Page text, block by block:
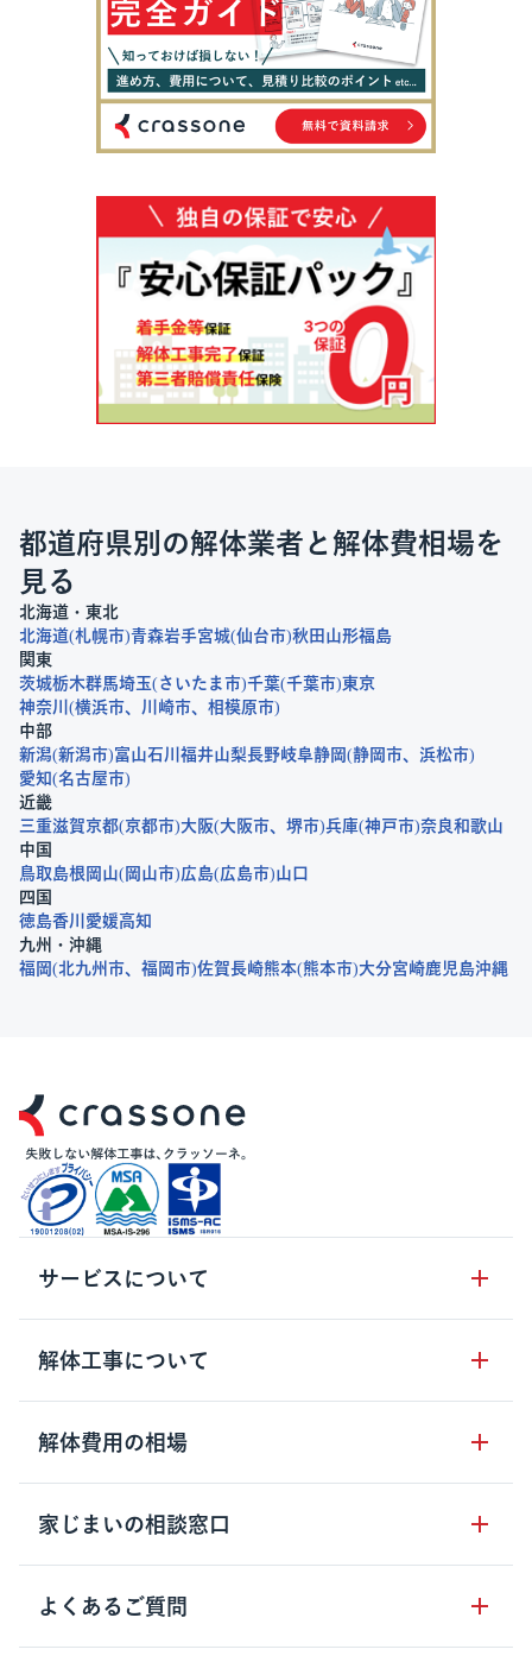
都道府県別の解体業者と解体費相場を
見る
北海道・東北
北海道 札幌市 青森岩手宮城 仙台市 秋田 山形福島
関東
茨城栃木群馬埼玉 さいたま市 千葉 千葉市 東京
神奈川
横浜市 川崎市
相模原市
中部
新潟 新潟市 富山石川 福井山梨長野岐阜静岡 静岡市
浜松市
愛知 名古屋市
近畿
三重滋賀京都 京都市 大阪 大阪市 堺市 兵庫 神戸市 奈良和歌山
中国
鳥取 島根 岡山 岡山市 広島 広島市 山口
四国
徳島香川 愛媛高知
九州・沖縄
福岡 北九州市 福岡市 佐賀長崎熊本 熊本市 大分宮崎鹿児島沖縄
サービスについて
サービスの流れ
サービスのメリット
クラッソーネの自治体連携
解体工事について
解体工事の基礎知識
解体工事に関わる法律
用語集
解体費用の相場
木造住宅の相場
鉄骨造住宅の相場
RC造住宅の相場
家じまいの相談窓口
家じまいの相談窓口
よくあるご質問